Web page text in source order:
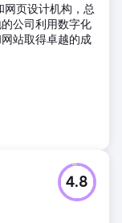
页设计机构，总
公司利用数字化
站取得卓越的成
4.8